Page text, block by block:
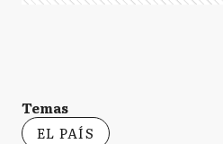
Temas
EL PAÍS